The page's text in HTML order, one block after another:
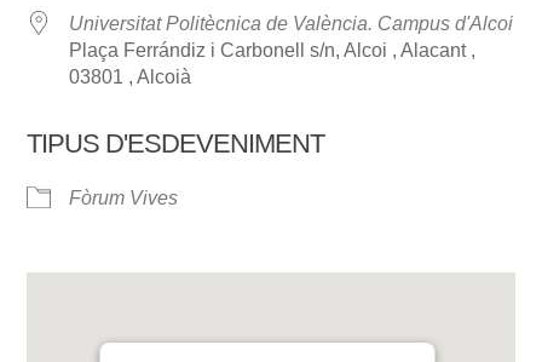
Universitat Politècnica de València. Campus d'Alcoi
Plaça Ferrándiz i Carbonell s/n, Alcoi , Alacant ,
03801 , Alcoià
TIPUS D'ESDEVENIMENT
Fòrum Vives